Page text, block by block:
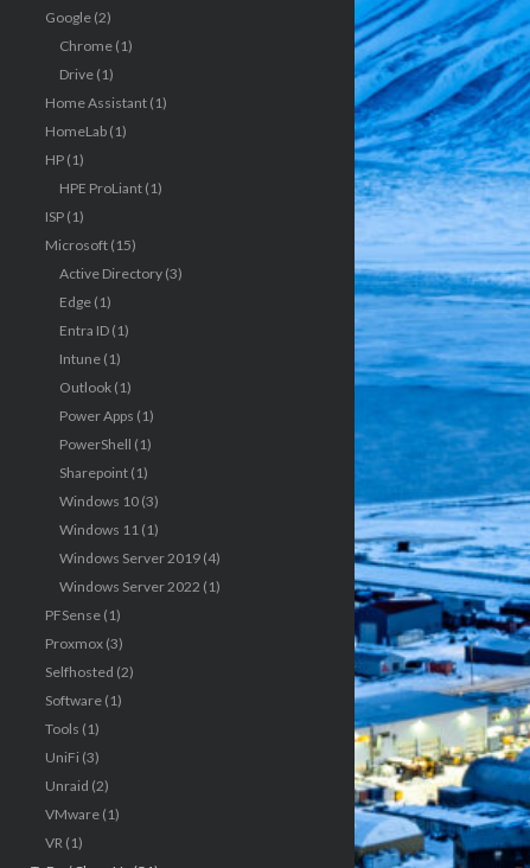
Google(2)
Chrome(1)
Drive(1)
Home Assistant(1)
HomeLab(1)
HP(1)
HPE ProLiant(1)
ISP(1)
Microsoft(15)
Active Directory(3)
Edge(1)
Entra ID(1)
Intune(1)
Outlook(1)
Power Apps (1)
PowerShell (1)
Sharepoint(1)
Windows 10(3)
Windows 11(1)
Windows Server 2019(4)
Windows Server 2022 (1)
PFSense(1)
Proxmox(3)
Selfhosted (2)
Software(1)
Tools (1)
UniFi (3)
Unraid (2)
VMware(1)
VR(1)